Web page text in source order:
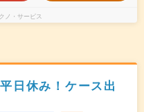
ノ・サービス
日休み！ケース出